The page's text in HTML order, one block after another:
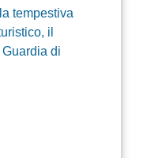
tempestiva
il
di